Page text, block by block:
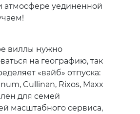
атмосфере уединенной
виллы нужно
на географию, так
«вайб» отпуска:
Cullinan, Rixos, Maxx
для семей
масштабного сервиса,